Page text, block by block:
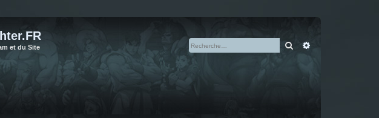
et du Site Rechercher